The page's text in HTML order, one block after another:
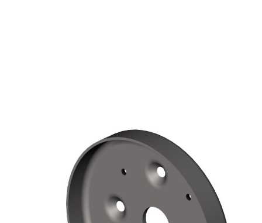
Malta rapida contenente speciali leganti
modificata, tixotropica, fibrorinforzata, per la
rasatura e protezione di strutture in calcestruzzo